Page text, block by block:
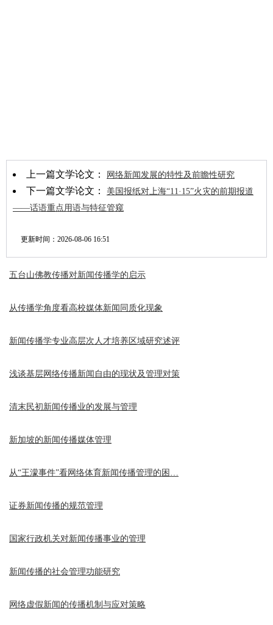
上一篇文学论文： 网络新闻发展的特性及前瞻性研究
下一篇文学论文：
美国报纸对上海“11·15”火灾的前期报道
——话语重点用语与特征管窥
更新时间： 2026-08-06 16:51
五台山佛教传播对新闻传播学的启示
从传播学角度看高校媒体新闻同质化现象
新闻传播学专业高层次人才培养区域研究述评
浅谈基层网络传播新闻自由的现状及管理对策
清末民初新闻传播业的发展与管理
新加坡的新闻传播媒体管理
从“王濛事件”看网络体育新闻传播管理的困…
证券新闻传播的规范管理
国家行政机关对新闻传播事业的管理
新闻传播的社会管理功能研究
网络虚假新闻的传播机制与应对策略